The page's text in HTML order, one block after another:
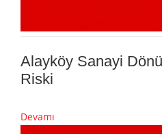
Alayköy Sanayi
Riski
Devamı